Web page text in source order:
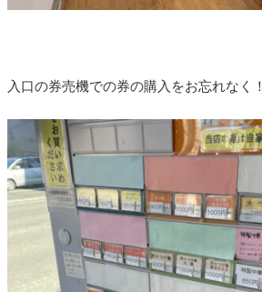
入口の券売機での券の購入をお忘れなく！